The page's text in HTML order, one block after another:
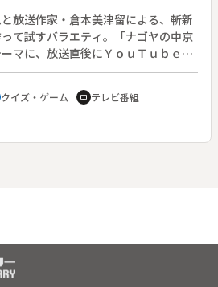
放送作家・倉本美津留による、斬新
て試すバラエティ。「ナゴヤの中京
マに、放送直後にＹｏｕＴｕｂｅに
るという実験的番組。◆この特別編
！テンポよく間違えよう」：全２０
ンポよく、面白く間違えて答える。
簡単な図形が書かれた紙に何かを書
クイズ・ゲーム tv テレビ番組